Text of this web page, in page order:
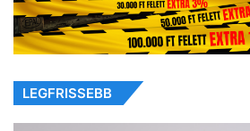
LEGFRISSEBB